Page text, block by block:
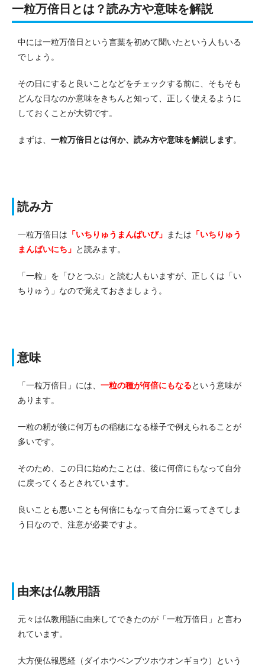
一粒万倍日とは？読み方や意味を解説
中には一粒万倍日という言葉を初めて聞いたという人もいる
でしょう。
その日にすると良いことなどをチェックする前に、そもそも
どんな日なのか意味をきちんと知って、正しく使えるように
しておくことが大切です。
まずは、 一粒万倍日とは何か、読み方や意味を解説します。
読み方
一粒万倍日は 「いちりゅうまんばいび」 または 「いちりゅう
まんばいにち」 と読みます。
「一粒」を「ひとつぶ」と読む人もいますが、正しくは「い
ちりゅう」なので覚えておきましょう。
意味
「一粒万倍日」には、 一粒の種が何倍にもなるという意味が
あります。
一粒の籾が後に何万もの稲穂になる様子で例えられることが
多いです。
そのため、この日に始めたことは、後に何倍にもなって自分
に戻ってくるとされています。
良いことも悪いことも何倍にもなって自分に返ってきてしま
う日なので、注意が必要ですよ。
由来は仏教用語
元々は仏教用語に由来してできたのが「一粒万倍日」と言わ
れています。
大方便仏報恩経（ダイホウベンブツホウオンギョウ）という